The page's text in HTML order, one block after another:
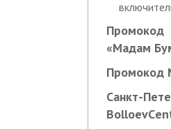
Промокод
«Мадам
Промокод
Санкт-